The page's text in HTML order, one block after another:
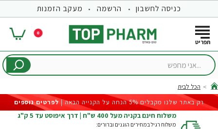
כניסה לחשבון הרשמה מעקב הזמנות
0
...אני
home
הכל לבית
רק באתר שלנו מקבלים 5% הנחה על הקנייה הבאה |
לפרטים נוספים
משלוח חינם בקניה מעל 400 ש"ח | דרך איפוסט עד 5 ק"ג
משלוח רגיל במחירים הוגנים וברורים: